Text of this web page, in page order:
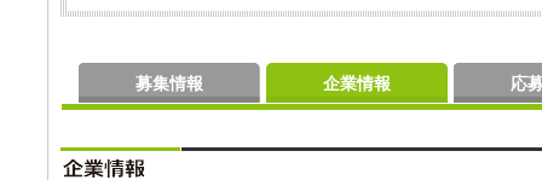
募集情報 企業情報 応